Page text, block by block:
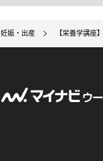
妊娠・出産 【栄養学講